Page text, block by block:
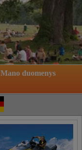
Mano duomenys